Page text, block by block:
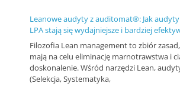
Leanowe audyty z auditomat®: Jak audyty
LPA stają się wydajniejsze i bardziej
Filozofia Lean management to zbiór
mają na celu eliminację marnotrawstwa i
doskonalenie. Wśród narzędzi Lean,
(Selekcja, Systematyka,